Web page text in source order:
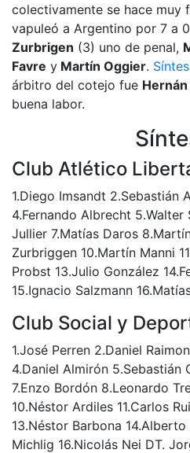
colectivamente se hace muy
vapuleó a Argentino por 7 a
Zurbrigen (3) uno de penal,
Favre y Martín Oggier.
árbitro del cotejo fue
buena labor.
Club Atlético
1.Diego Imsandt 2.Sebastián
4.Fernando Albrecht 5.Walter
Jullier 7.Matías Daros
Zurbriggen 10.Martín Manni
Probst 13.Julio González
15.Ignacio Salzmann
Club Social y
1.José Perren 2.Daniel
4.Daniel Almirón 5.Sebastián
7.Enzo Bordón 8.Leonardo
10.Néstor Ardiles 11.Carlos
13.Néstor Barbona 14.Alberto
Michlig 16.Nicolás Nei DT.